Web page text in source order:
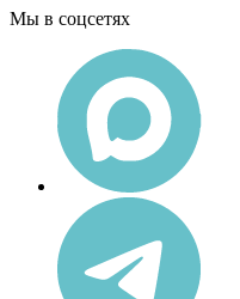
Мы в соцсетях